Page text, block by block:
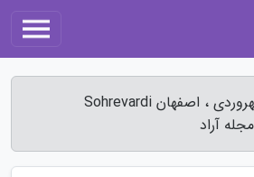
آشنایی هتل سنتی سهروردی ، اصفهان Sohrevardi